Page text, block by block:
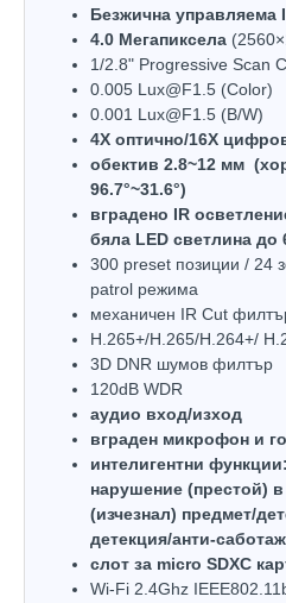
Безжична управляема
4.0 Mегапиксела
1/2.8" Progressive Scan
0.005 Lux@F1.5 (Color)
0.001 Lux@F1.5 (B/W)
4X оптично/16X
обектив 2.8~12 мм
96.7°~31.6°)
вградено IR
бяла LED светлина до
300 preset позиции / 24
patrol режима
механичен IR Cut
H.265+/H.265/H.264+/
3D DNR шумов филтър
120dB WDR
аудио вход/изход
вграден микрофон и
интелигентни
нарушение (престой)
(изчезнал) предмет/
детекция/анти-саботаж
слот за micro SDXC
Wi-Fi 2.4Ghz